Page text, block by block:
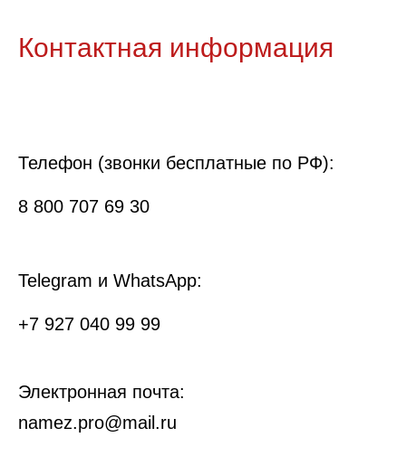
Контактная информация
Телефон (звонки бесплатные по РФ):
8 800 707 69 30
Telegram и WhatsApp:
+7 927 040 99 99
Электронная почта:
namez.pro@mail.ru